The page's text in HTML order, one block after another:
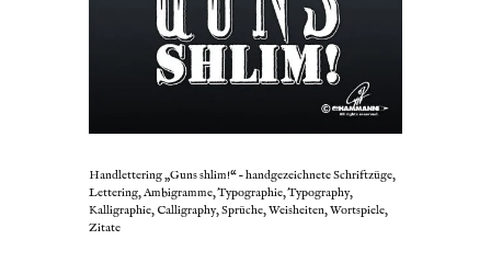
Handlettering „Guns shlim!“ – handgezeichnete Schriftzüge,
Lettering, Ambigramme, Typographie, Typography,
Kalligraphie, Calligraphy, Sprüche, Weisheiten, Wortspiele,
Zitate